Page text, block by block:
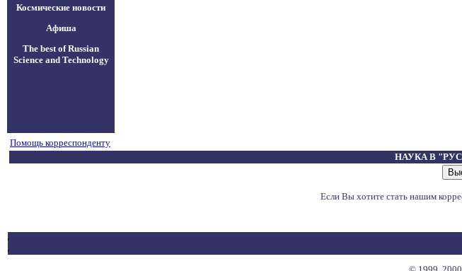
Космические новости
Афиша
The best of Russian
Science and Technology
Помощь корреспонденту
НАУКА В
Если Вы хотите стать нашим